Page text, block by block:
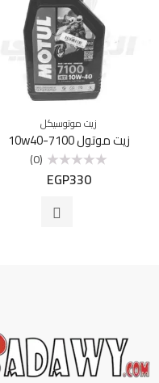
زيت موتوسيكل
زيت موتول 7100-10w40
التقييم
(0)
EGP330